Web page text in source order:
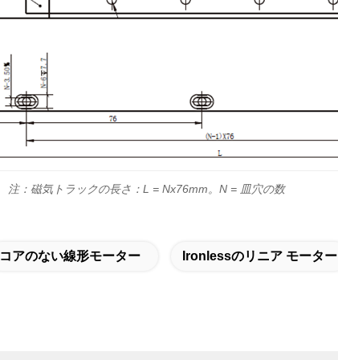
注：磁気トラックの長さ：L = Nx76mm。N = 皿穴の数
コアのない線形モーター Ironlessのリニア モーター